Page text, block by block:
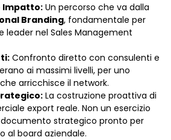
Impatto: Un percorso che va dalla
Branding, fondamentale per
leader nel Sales Management
Confronto diretto con consulenti e
ai massimi livelli, per uno
arricchisce il network.
La costruzione proattiva di
export reale. Non un esercizio
strategico pronto per
al board aziendale.